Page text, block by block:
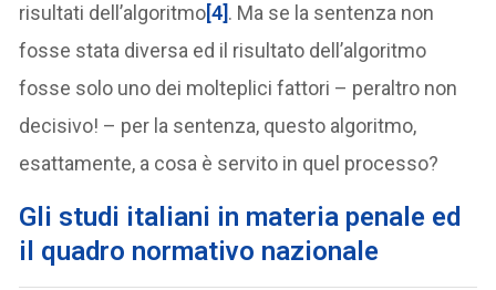
risultati dell’algoritmo[4]. Ma se la sentenza non
fosse stata diversa ed il risultato dell’algoritmo
fosse solo uno dei molteplici fattori – peraltro non
decisivo! – per la sentenza, questo algoritmo,
esattamente, a cosa è servito in quel processo?
Gli studi italiani in materia penale ed
il quadro normativo nazionale